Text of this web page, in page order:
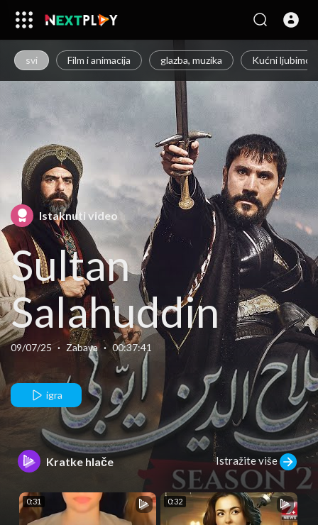
svi Film i animacija glazba, muzika Kućni ljubimci
Istaknuti video
Sultan
Salahuddin
Ayyubi Season
2 Episode 19 -
4 September
25 - HUM TV
09/07/25 · Zabava · 00:37:41
igra
Kratke hlače Istražite više
0:31 0:32